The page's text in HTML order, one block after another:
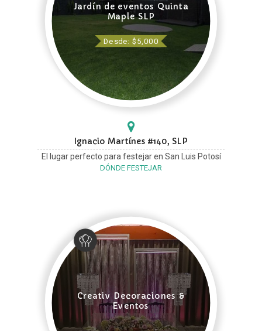
Jardín de eventos Quinta
Maple SLP
Desde: $5,000
Ignacio Martínes #140, SLP
El lugar perfecto para festejar en San Luis Potosí
DÓNDE FESTEJAR
Creativ Decoraciones &
Eventos